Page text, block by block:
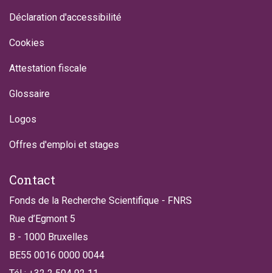
Déclaration d'accessibilité
Cookies
Attestation fiscale
Glossaire
Logos
Offres d'emploi et stages
Contact
Fonds de la Recherche Scientifique - FNRS
Rue d’Egmont 5
B - 1000 Bruxelles
BE55 0016 0000 0044